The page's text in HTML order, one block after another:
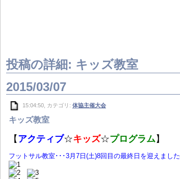
投稿の詳細: キッズ教室
2015/03/07
15:04:50, カテゴリ: 体協主催大会
キッズ教室
【 アクティブ☆キッズ☆プログラム 】
フットサル教室･･･3月7日(土)8回目の最終日を迎えました